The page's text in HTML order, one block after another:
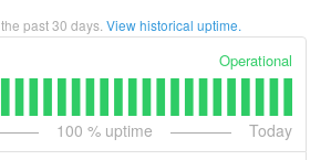
past30 days. View historical uptime.
Operational
100 % uptime Today